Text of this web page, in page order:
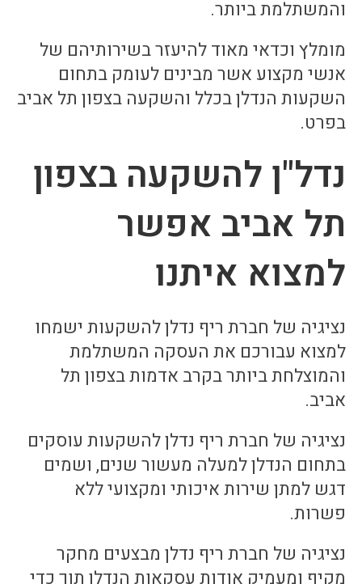
והמשתלמת ביותר.
מומלץ וכדאי מאוד להיעזר בשירותיהם של
אנשי מקצוע אשר מבינים לעומק בתחום
השקעות הנדלן בכלל והשקעה בצפון תל אביב
בפרט.
נדל"ן להשקעה בצפון
תל אביב אפשר
למצוא איתנו
נציגיה של חברת ריף נדלן להשקעות ישמחו
למצוא עבורכם את העסקה המשתלמת
והמוצלחת ביותר בקרב אדמות בצפון תל
אביב.
נציגיה של חברת ריף נדלן להשקעות עוסקים
בתחום הנדלן למעלה מעשור שנים, ושמים
דגש למתן שירות איכותי ומקצועי ללא
פשרות.
נציגיה של חברת ריף נדלן מבצעים מחקר
מקיף ומעמיק אודות עסקאות הנדלן תוך כדי